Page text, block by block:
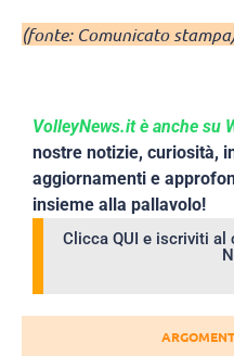
(fonte: Comunicato
VolleyNews.it è anche su
nostre notizie, curiosità,
aggiornamenti e
insieme alla pallavolo!
Clicca QUI e iscriviti al